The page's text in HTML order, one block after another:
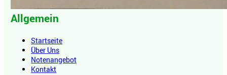
Allgemein
Startseite
Über Uns
Notenangebot
Kontakt